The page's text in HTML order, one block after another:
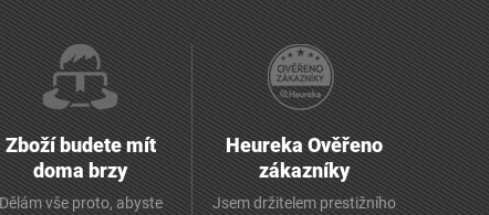
Zboží budete mít
doma brzy
vše proto, abyste
Heureka Ověřeno
zákazníky
Jsem držitelem prestižního